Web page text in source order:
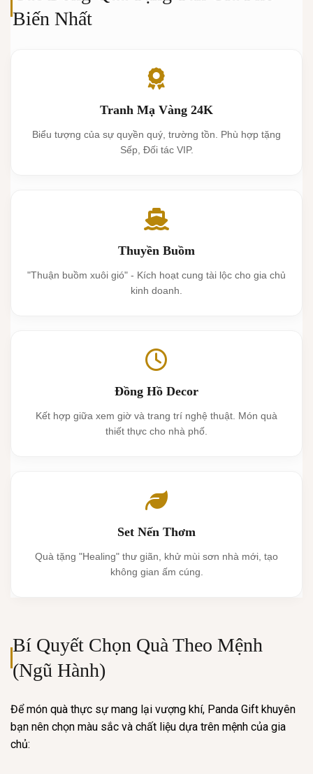
Biến Nhất
Tranh Mạ Vàng 24K
Biểu tượng của sự quyền quý, trường tồn. Phù hợp tặng
Sếp, Đối tác VIP.
Thuyền Buồm
"Thuận buồm xuôi gió" - Kích hoạt cung tài lộc cho gia chủ
kinh doanh.
Đồng Hồ Decor
Kết hợp giữa xem giờ và trang trí nghệ thuật. Món quà
thiết thực cho nhà phố.
Set Nến Thơm
Quà tặng "Healing" thư giãn, khử mùi sơn nhà mới, tạo
không gian ấm cúng.
Bí Quyết Chọn Quà Theo Mệnh
(Ngũ Hành)
Để món quà thực sự mang lại vượng khí, Panda Gift khuyên
bạn nên chọn màu sắc và chất liệu dựa trên mệnh của gia
chủ: